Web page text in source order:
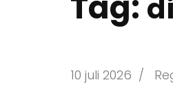
10 juli 2026 /